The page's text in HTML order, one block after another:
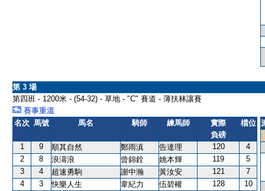
第 3 場
第四班 - 1200米 - (54-32) - 草地 - "C" 賽道 - 薄扶林讓賽
賽事重溫
名次 馬號 馬名 騎師 練馬師
實際
負磅
檔位
1 9 順其自然 鄭雨滇 告達理 120
4
2
8 浪濤浪 曾錦銓 姚本輝 119
5
3
4 超速勇駒 謝中瀚 黃汝安 121
7
4
3 快樂人生 韋紀力 伍碧權 128 10